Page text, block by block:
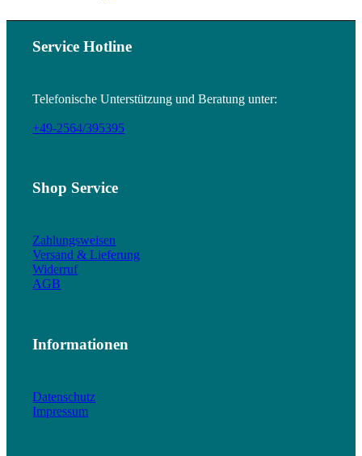
Service Hotline
Telefonische Unterstützung und Beratung unter:
+49-2564/395395
Shop Service
Zahlungsweisen
Versand & Lieferung
Widerruf
AGB
Informationen
Datenschutz
Impressum